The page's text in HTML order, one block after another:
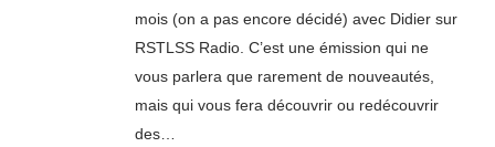
mois (on a pas encore décidé) avec Didier sur
RSTLSS Radio. C’est une émission qui ne
vous parlera que rarement de nouveautés,
mais qui vous fera découvrir ou redécouvrir
des…